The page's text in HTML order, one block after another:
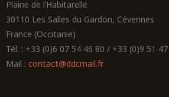
Plaine de l’Habitarelle
30110 Les Salles du Gardon, Cévennes
France (Occitanie)
Tél. : +33 (0)6 07 54 46 80 / +33 (0)9 51 47
Mail : contact@ddcmail.fr